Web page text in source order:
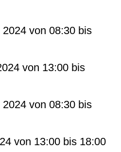
von 08:30 bis
von 13:00 bis
von 08:30 bis
von 13:00 bis 18:00